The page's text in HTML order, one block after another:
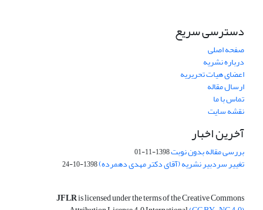
دسترسی سریع
صفحه اصلی
درباره نشریه
اعضای هیات تحریریه
ارسال مقاله
تماس با ما
نقشه سایت
آخرین اخبار
بررسی مقاله بدون نوبت1398-11-01
تغییر سردبیر نشریه (آقای دکتر مهدی دهمرده)1398-10-24
JFLRis licensed under the terms of the Creative Commons